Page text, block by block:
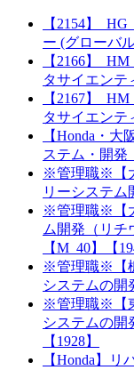
【2154】
ー (グローバ
【2166】
タサイエンテ
【2167】
タサイエンテ
【Honda・
ステム・開発
※管理職※【
リーシステム
※管理職※【
ム開発（リチ
【M_40】【
※管理職※【
システムの開
※管理職※【
システムの開
【1928】
【Honda】